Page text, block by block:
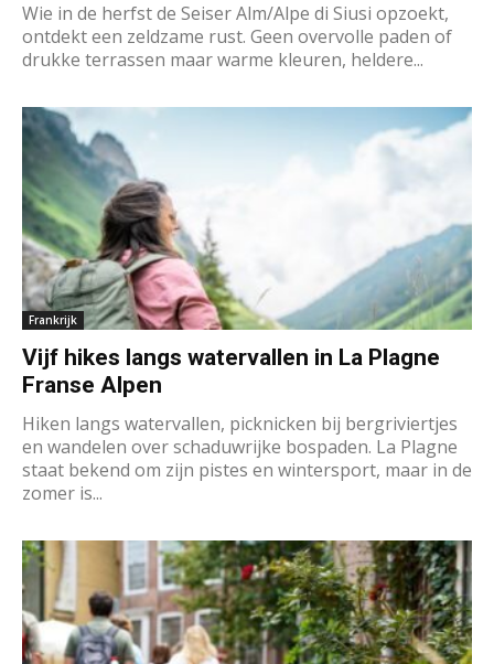
Wie in de herfst de Seiser Alm/Alpe di Siusi opzoekt,
ontdekt een zeldzame rust. Geen overvolle paden of
drukke terrassen maar warme kleuren, heldere...
Frankrijk
Vijf hikes langs watervallen in La Plagne
Franse Alpen
Hiken langs watervallen, picknicken bij bergriviertjes
en wandelen over schaduwrijke bospaden. La Plagne
staat bekend om zijn pistes en wintersport, maar in de
zomer is...